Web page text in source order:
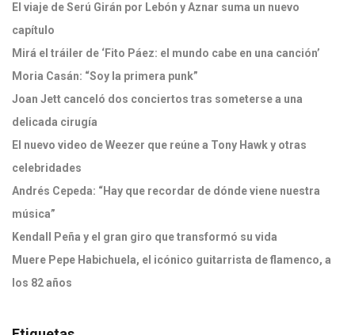
El viaje de Serú Girán por Lebón y Aznar suma un nuevo
capítulo
Mirá el tráiler de ‘Fito Páez: el mundo cabe en una canción’
Moria Casán: “Soy la primera punk”
Joan Jett canceló dos conciertos tras someterse a una
delicada cirugía
El nuevo video de Weezer que reúne a Tony Hawk y otras
celebridades
Andrés Cepeda: “Hay que recordar de dónde viene nuestra
música”
Kendall Peña y el gran giro que transformó su vida
Muere Pepe Habichuela, el icónico guitarrista de flamenco, a
los 82 años